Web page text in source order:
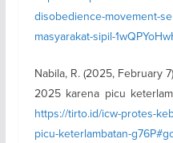
disobedience-movement-
masyarakat-sipil-
Nabila, R. (2025, February
2025 karena picu
https://tirto.id/icw-protes-
picu-keterlambatan-